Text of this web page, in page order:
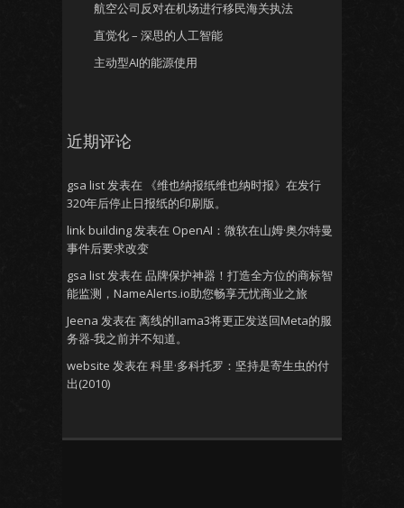
航空公司反对在机场进行移民海关执法
直觉化 – 深思的人工智能
主动型AI的能源使用
近期评论
gsa list发表在
《维也纳报纸维也纳时报》在发行
320年后停止日报纸的印刷版。
link building发表在 OpenAI：微软在山姆·奥尔特曼
事件后要求改变
gsa list发表在 品牌保护神器！打造全方位的商标智
能监测，NameAlerts.io助您畅享无忧商业之旅
Jeena 发表在 离线的llama3将更正发送回Meta的服
务器-我之前并不知道。
website 发表在 科里·多科托罗：坚持是寄生虫的付
出(2010)